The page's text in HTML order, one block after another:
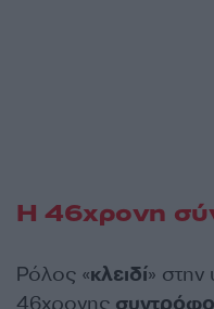
Η 46χρονη
Ρόλος «κλειδί» στην
46χρονης